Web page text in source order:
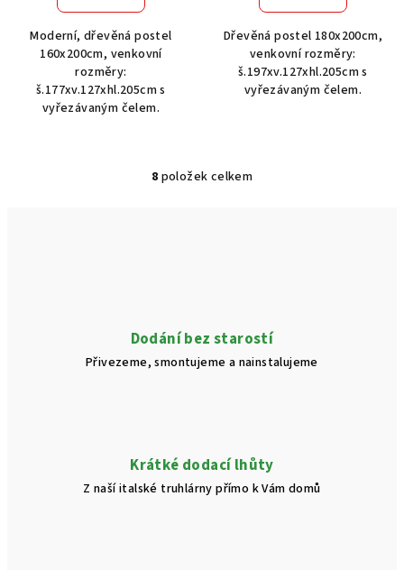
Moderní, dřevěná postel
160x200cm, venkovní
rozměry:
š.177xv.127xhl.205cm s
vyřezávaným čelem.
Dřevěná postel 180x200cm,
venkovní rozměry:
š.197xv.127xhl.205cm s
vyřezávaným čelem.
O
í
p
r
v
ý
p
8 položek celkem
Dodání bez starostí
Přivezeme, smontujeme a nainstalujeme
Krátké dodací lhůty
Z naší italské truhlárny přímo k Vám domů